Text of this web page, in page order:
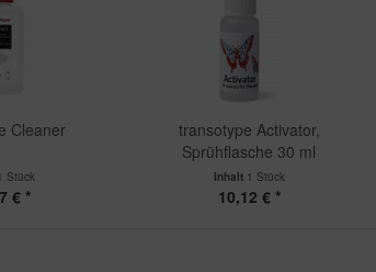
Cleaner
Stück
€ *
transotype Activator,
Sprühflasche 30 ml
Inhalt 1 Stück
10,12 € *